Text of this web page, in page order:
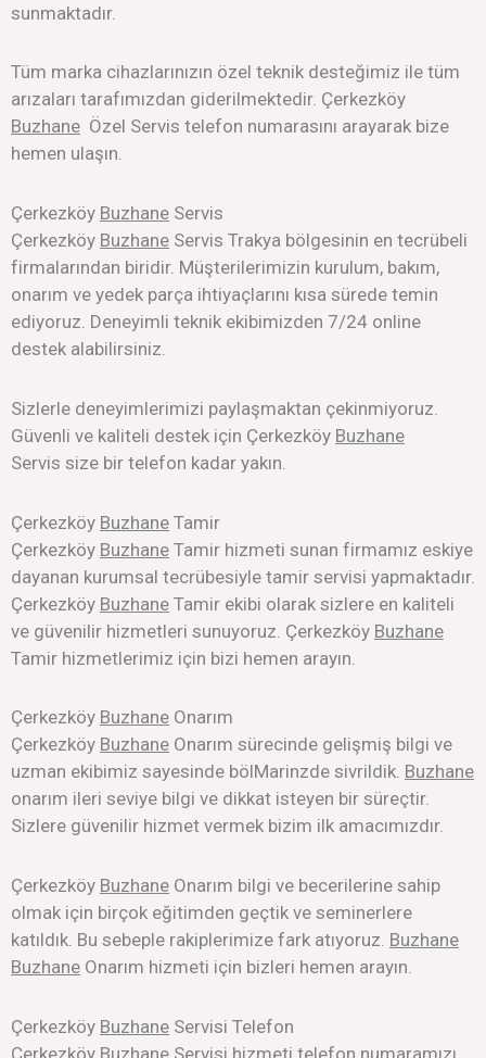
sunmaktadır.
Tüm marka cihazlarınızın özel teknik desteğimiz ile tüm
arızaları tarafımızdan giderilmektedir. Çerkezköy
Buzhane Özel Servis telefon numarasını arayarak bize
hemen ulaşın.
Çerkezköy Buzhane Servis
Çerkezköy Buzhane Servis Trakya bölgesinin en tecrübeli
firmalarından biridir. Müşterilerimizin kurulum, bakım,
onarım ve yedek parça ihtiyaçlarını kısa sürede temin
ediyoruz. Deneyimli teknik ekibimizden 7/24 online
destek alabilirsiniz.
Sizlerle deneyimlerimizi paylaşmaktan çekinmiyoruz.
Güvenli ve kaliteli destek için Çerkezköy Buzhane
Servis size bir telefon kadar yakın.
Çerkezköy Buzhane Tamir
Çerkezköy Buzhane Tamir hizmeti sunan firmamız eskiye
dayanan kurumsal tecrübesiyle tamir servisi yapmaktadır.
Çerkezköy Buzhane Tamir ekibi olarak sizlere en kaliteli
ve güvenilir hizmetleri sunuyoruz. Çerkezköy Buzhane
Tamir hizmetlerimiz için bizi hemen arayın.
Çerkezköy Buzhane Onarım
Çerkezköy Buzhane Onarım sürecinde gelişmiş bilgi ve
uzman ekibimiz sayesinde bölMarinzde sivrildik. Buzhane
onarım ileri seviye bilgi ve dikkat isteyen bir süreçtir.
Sizlere güvenilir hizmet vermek bizim ilk amacımızdır.
Çerkezköy Buzhane Onarım bilgi ve becerilerine sahip
olmak için birçok eğitimden geçtik ve seminerlere
katıldık. Bu sebeple rakiplerimize fark atıyoruz. Buzhane
Buzhane Onarım hizmeti için bizleri hemen arayın.
Çerkezköy Buzhane Servisi Telefon
Çerkezköy Buzhane Servisi hizmeti telefon numaramızı